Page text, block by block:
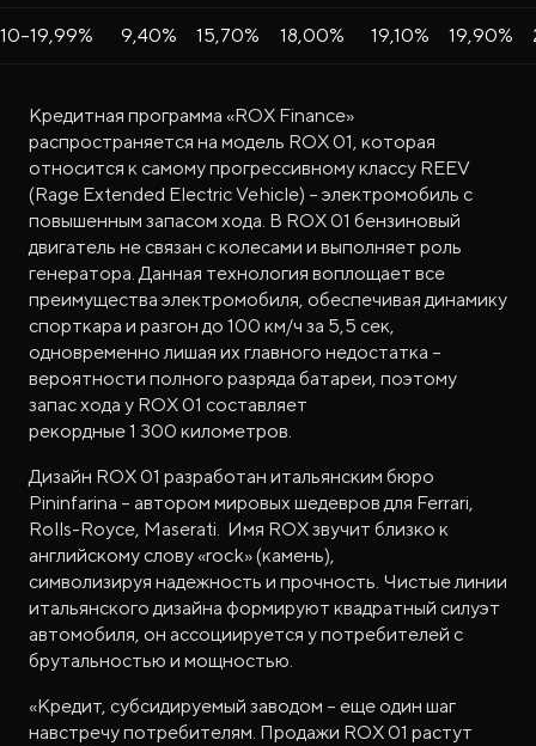
10–19,99% 9,40% 15,70% 18,00% 19,10% 19,90%
Кредитная программа «ROX Finance»
распространяется на модель ROX 01, которая
относится к самому прогрессивному классу REEV
(Rage Extended Electric Vehicle) – электромобиль с
повышенным запасом хода. В ROX 01 бензиновый
двигатель не связан с колесами и выполняет роль
генератора. Данная технология воплощает все
преимущества электромобиля, обеспечивая динамику
спорткара и разгон до 100 км/ч за 5,5 сек,
одновременно лишая их главного недостатка –
вероятности полного разряда батареи, поэтому
запас хода у ROX 01 составляет
рекордные 1 300 километров.
Дизайн ROX 01 разработан итальянским бюро
Pininfarina – автором мировых шедевров для Ferrari,
Rolls-Royce, Maserati. Имя ROX звучит близко к
английскому слову «rock» (камень),
символизируя надежность и прочность. Чистые линии
итальянского дизайна формируют квадратный силуэт
автомобиля, он ассоциируется у потребителей с
брутальностью и мощностью.
«Кредит, субсидируемый заводом – еще один шаг
навстречу потребителям. Продажи ROX 01 растут